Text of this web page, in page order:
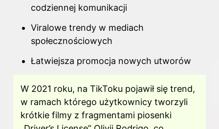
codziennej komunikacji
Viralowe trendy w mediach
społecznościowych
Łatwiejsza promocja nowych utworów
W 2021 roku, na TikToku pojawił się trend,
w ramach którego użytkownicy tworzyli
krótkie filmy z fragmentami piosenki